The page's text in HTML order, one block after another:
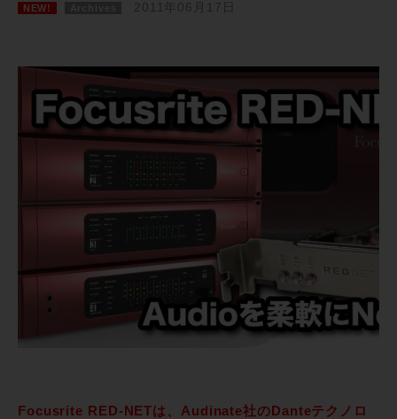
NEW! 2011年06月17日
Focusrite RED-NETは、Audinate社のDanteテクノロ